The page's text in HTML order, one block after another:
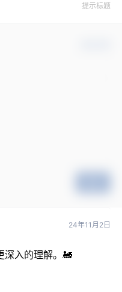
提示标题
24年11月2日
深入的理解。🚂